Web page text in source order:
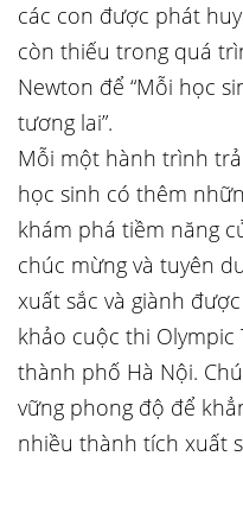
các con được phát
còn thiếu trong quá
Newton để “Mỗi học
tương lai”.
Mỗi một hành trình
học sinh có thêm
khám phá tiềm năng
chúc mừng và tuyên
xuất sắc và giành
khảo cuộc thi Olympic
thành phố Hà Nội.
vững phong độ để
nhiều thành tích xuất